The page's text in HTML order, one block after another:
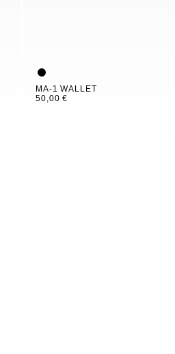
MA-1 WALLET
50,00 €